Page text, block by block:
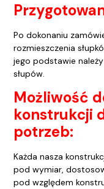
Po dokonaniu
rozmieszczenia
jego podstawie
słupów.
Możliwość
konstrukcji
potrzeb:
Każda nasza
pod wymiar,
pod względem